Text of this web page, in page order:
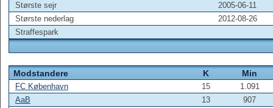
Største sejr
2005-06-11
Største nederlag
2012-08-26
Straffespark
Modstandere K Min
FC København 15
1.091
AaB
13
907